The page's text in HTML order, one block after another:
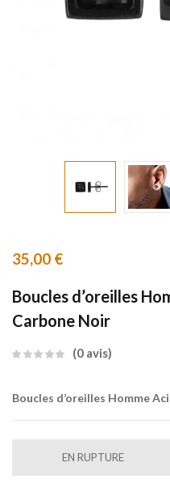
35,00 €
Boucles d’oreilles
Carbone Noir
0 avis
Boucles d’oreilles Homme
EN RUPTURE
MON